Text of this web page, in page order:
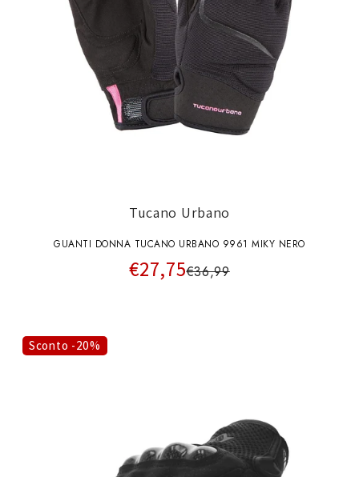
Tucano Urbano
GUANTI DONNA TUCANO URBANO 9961 MIKY NERO
€27,75€36,99
Sconto -20%